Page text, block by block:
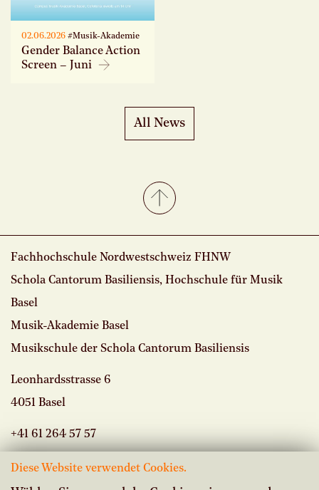
02.06.2026 #Musik-Akademie
Gender Balance Action
Screen – Juni
All News
Fachhochschule Nordwestschweiz FHNW
Schola Cantorum Basiliensis, Hochschule für Musik
Basel
Musik-Akademie Basel
Musikschule der Schola Cantorum Basiliensis
Leonhardsstrasse 6
4051 Basel
+41 61 264 57 57
Diese Website verwendet Cookies.